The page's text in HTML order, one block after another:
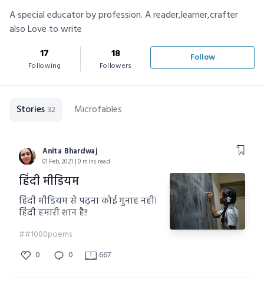
A special educator by profession. A reader,learner,crafter
also Love to write
17
Following
18
Followers
Follow
Stories 32 Microfables
Anita Bhardwaj
01 Feb, 2021 | 0 mins read
हिंदी मीडियम
हिंदी मीडियम से पढ़ना कोई गुनाह नहीं।
हिंदी हमारी शान है!!
##1000poems
0
0 667